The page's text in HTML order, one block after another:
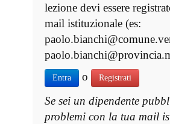
lezione devi essere
mail istituzionale (es:
Entra o Registrati
Se sei un dipendente
problemi con la tua mail